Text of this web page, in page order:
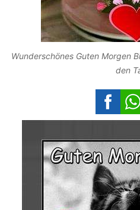
Wunderschönes Guten Morgen
den